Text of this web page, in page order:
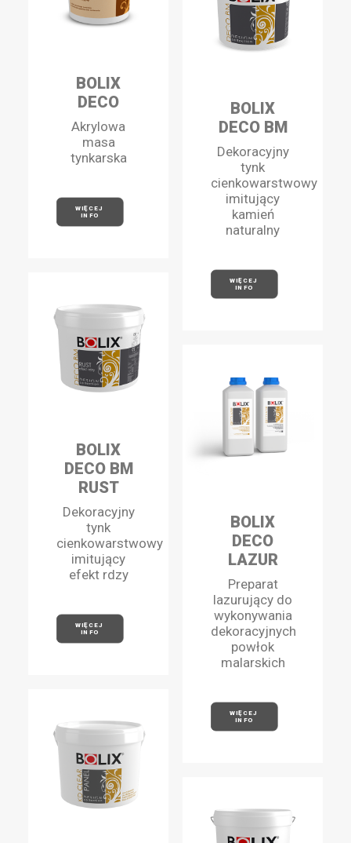
BOLIX
DECO
Akrylowa
masa
tynkarska
WIĘCEJ
INFO
BOLIX
DECO BM
Dekoracyjny
tynk
cienkowarstwowy
imitujący
kamień
naturalny
WIĘCEJ
INFO
BOLIX
DECO BM
RUST
Dekoracyjny
tynk
cienkowarstwowy
imitujący
efekt rdzy
WIĘCEJ
INFO
BOLIX
DECO
LAZUR
Preparat
lazurujący do
wykonywania
dekoracyjnych
powłok
malarskich
WIĘCEJ
INFO